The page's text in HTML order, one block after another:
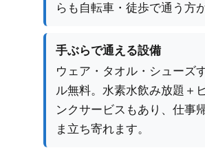
らも自転車・徒歩で通う方
手ぶらで通える設備
ウェア・タオル・シューズ
ル無料。水素水飲み放題＋
ンクサービスもあり、仕事
ま立ち寄れます。